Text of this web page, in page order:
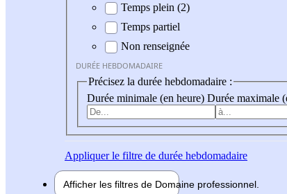
Durée hebdomadaire
Temps plein (2)
Temps partiel
Non renseignée
DURÉE HEBDOMADAIRE
Précisez la durée hebdomadaire :
Durée minimale (en heure) Durée maximale
Appliquerle filtre de durée hebdomadaire
Afficher les filtres de Domaine professionnel